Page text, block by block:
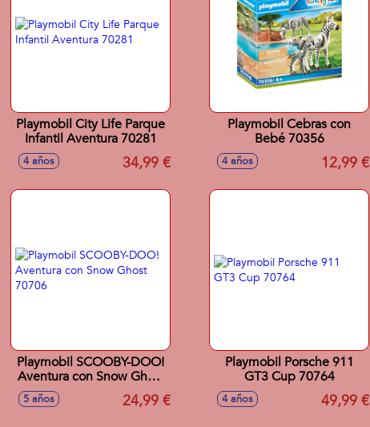
Playmobil City Life Parque
Infantil Aventura 70281
4 años 34,99 €
Playmobil Cebras con
Bebé 70356
4 años 12,99 €
Playmobil SCOOBY-DOO!
Aventura con Snow Ghost
5 años 24,99 €
Playmobil Porsche 911
GT3 Cup 70764
4 años 49,99 €